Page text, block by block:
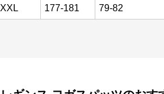
XXL 177-181 79-82